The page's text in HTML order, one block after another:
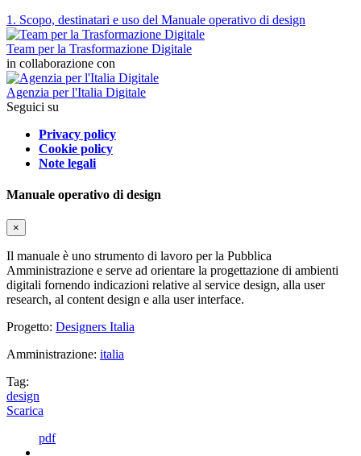
1. Scopo, destinatari e uso del Manuale operativo di design
Team per la Trasformazione Digitale
in collaborazione con
Agenzia per l'Italia Digitale
Seguici su
Privacy policy
Cookie policy
Note legali
Manuale operativo di design
×
Il manuale è uno strumento di lavoro per la Pubblica
Amministrazione e serve ad orientare la progettazione di ambienti
digitali fornendo indicazioni relative al service design, alla user
research, al content design e alla user interface.
Progetto: Designers Italia
Amministrazione: italia
Tag:
design
Scarica
pdf